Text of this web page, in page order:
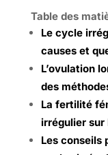
Table des
Le cycle
causes et
L’ovulation
des
La fertilité
irrégulier sur
Les conseils